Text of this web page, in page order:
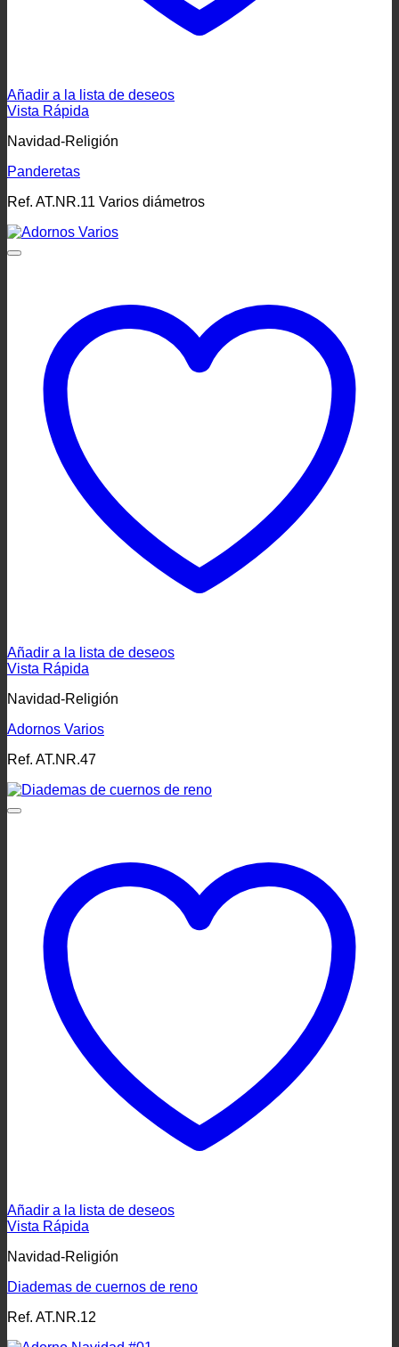
Añadir a la lista de deseos
Vista Rápida
Navidad-Religión
Panderetas
Ref. AT.NR.11 Varios diámetros
Añadir a la lista de deseos
Vista Rápida
Navidad-Religión
Adornos Varios
Ref. AT.NR.47
Añadir a la lista de deseos
Vista Rápida
Navidad-Religión
Diademas de cuernos de reno
Ref. AT.NR.12